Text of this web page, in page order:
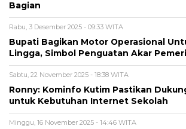
Bagian
Rabu, 3 Desember 2025 - 09:33 WITA
Bupati Bagikan Motor Operasional
Lingga, Simbol Penguatan Akar
Sabtu, 22 November 2025 - 18:38 WITA
Ronny: Kominfo Kutim Pastikan
untuk Kebutuhan Internet Sekolah
Minggu, 16 November 2025 - 14:46 WITA